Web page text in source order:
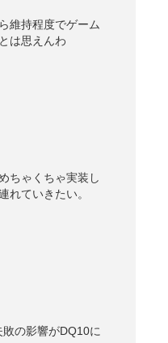
維持程度でゲーム
は思えんわ
ちゃくちゃ実装し
れていきたい。
の影響がDQ10に